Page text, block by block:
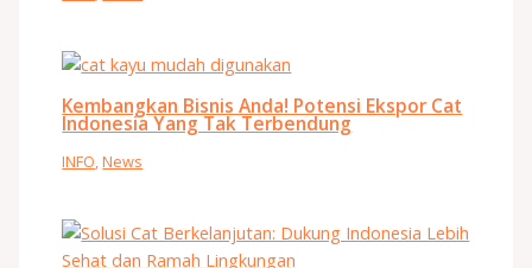
Kembangkan Bisnis Anda! Potensi Ekspor Cat
Indonesia Yang Tak Terbendung
INFO,News